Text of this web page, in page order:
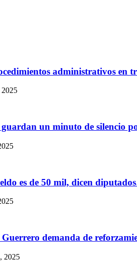
administrativos
un minuto de silencio
es de 50 mil, dicen
demanda de
2025